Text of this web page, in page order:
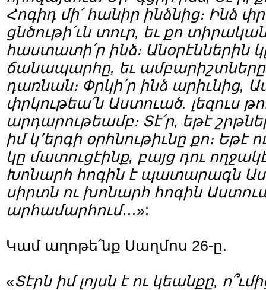
Հոգիդ մի՛ հանիր ինձնից։ Ինձ
ցնծութի՛ւն տուր, եւ քո
հաստատի՛ր ինձ։ Անօրէններին
ճանապարհը, եւ ամբարիշտները
դառնան։ Փրկի՛ր ինձ արիւնից,
փրկութեա՛ն Աստուած. լեզուս
արդարութեամբ։ Տէ՛ր, եթէ
իմ կ՚երգի օրհնութիւնը քո։
կը մատուցէինք, բայց դու
Խոնարհ հոգին է պատարագն
սիրտն ու խոնարհ հոգին
արհամարհում…»:
Կամ աղոթե՛նք Սաղմոս 26-ը.
«Տէրն իմ լոյսն է ու կեանքը,